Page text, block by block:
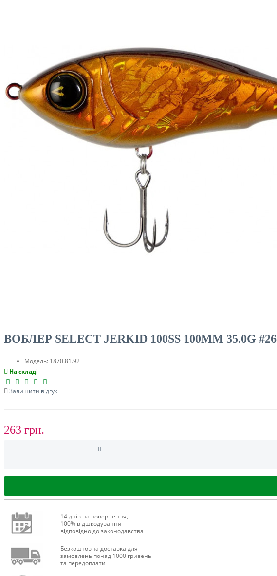
ВОБЛЕР SELECT JERKID 100SS 100MM 35.0G #26
Модель: 1870.81.92
На складі
Залишити відгук
263 грн.
14 днів на повернення,
100% відшкодування
відповідно до законодавства
Безкоштовна доставка для
замовлень понад 1000 гривень
та передоплати